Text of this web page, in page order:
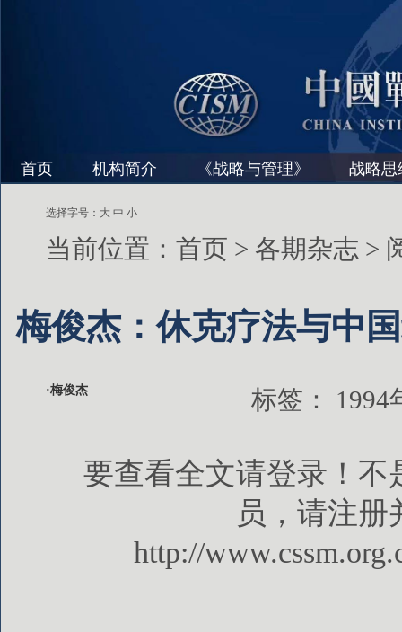
首页 机构简介 《战略与管理》 战略思
选择字号： 大 中 小
当前位置： 首页 > 各期杂志 >
梅俊杰：休克疗法与中
·梅俊杰 标签： 1994
要查看全文请登录！不
员，请注册
http://